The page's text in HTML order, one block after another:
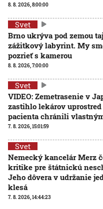
8. 8. 2026, 8:00:00
Svet
Brno ukrýva pod zemou
zážitkový labyrint. My
pozrieť s kamerou
8. 8. 2026, 7:00:00
Svet
VIDEO: Zemetrasenie v
zastihlo lekárov uprostred
pacienta chránili
7. 8. 2026, 15:01:59
Svet
Nemecký kancelár Merz
kritike pre štátnickú
Jeho dôvera v udržanie
klesá
7. 8. 2026, 14:44:23